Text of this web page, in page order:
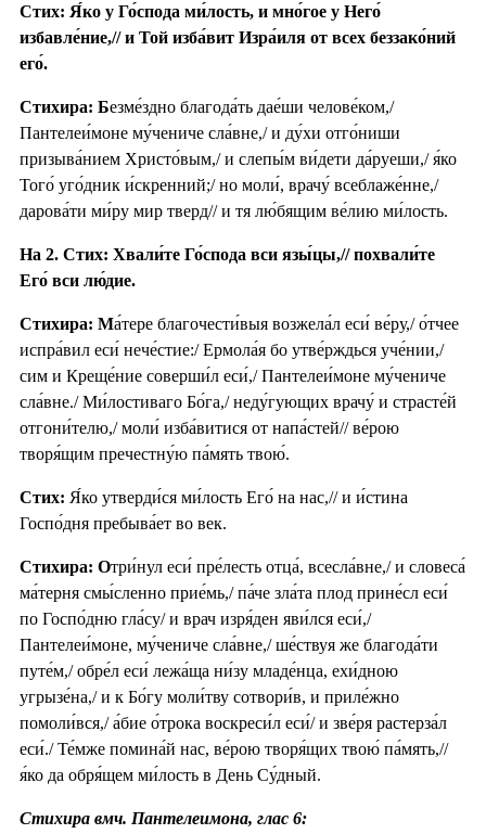
Стих: Я́ко у Го́спода ми́лость, и мно́гое у Него́
избавле́ние,// и Той изба́вит Изра́иля от всех беззако́ний
его́.
Стихира: Безме́здно благода́ть дае́ши челове́ком,/
Пантелеи́моне му́чениче сла́вне,/ и ду́хи отго́ниши
призыва́нием Христо́вым,/ и слепы́м ви́дети да́руеши,/ я́ко
Того́ уго́дник и́скренний;/ но моли́, врачу́ всеблаже́нне,/
дарова́ти ми́ру мир тверд// и тя лю́бящим ве́лию ми́лость.
На 2. Стих: Хвали́те Го́спода вси язы́цы,// похвали́те
Его́ вси лю́дие.
Стихира: Ма́тере благочести́выя возжела́л еси́ ве́ру,/ о́тчее
испра́вил еси́ нече́стие:/ Ермола́я бо утве́рждься уче́нии,/
сим и Креще́ние соверши́л еси́,/ Пантелеи́моне му́чениче
сла́вне./ Ми́лостиваго Бо́га,/ неду́гующих врачу́ и страсте́й
отгони́телю,/ моли́ изба́витися от напа́стей// ве́рою
творя́щим пречестну́ю па́мять твою́.
Стих: Я́ко утверди́ся ми́лость Его́ на нас,// и и́стина
Госпо́дня пребыва́ет во век.
Стихира: Отри́нул еси́ пре́лесть отца́, всесла́вне,/ и словеса́
ма́терня смы́сленно прие́мь,/ па́че зла́та плод прине́сл еси́
по Госпо́дню гла́су/ и врач изря́ден яви́лся еси́,/
Пантелеи́моне, му́чениче сла́вне,/ ше́ствуя же благода́ти
путе́м,/ обре́л еси́ лежа́ща ни́зу младе́нца, ехи́дною
угрызе́на,/ и к Бо́гу моли́тву сотвори́в, и приле́жно
помоли́вся,/ а́бие о́трока воскреси́л еси́/ и зве́ря растерза́л
еси́./ Те́мже помина́й нас, ве́рою творя́щих твою́ па́мять,//
я́ко да обря́щем ми́лость в День Су́дный.
Стихира вмч. Пантелеимона, глас 6: